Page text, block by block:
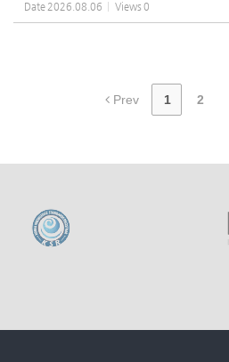
Date 2026.08.06 Views 0
Prev 1 2